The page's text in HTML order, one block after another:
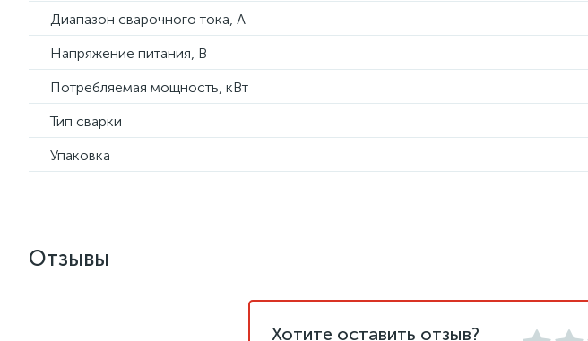
Диапазон сварочного тока, А
Напряжение питания, В
Потребляемая мощность, кВт
Тип сварки
Упаковка
Отзывы
Хотите оставить отзыв?